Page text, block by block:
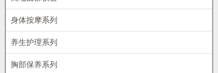
身体按摩系列
养生护理系列
胸部保养系列